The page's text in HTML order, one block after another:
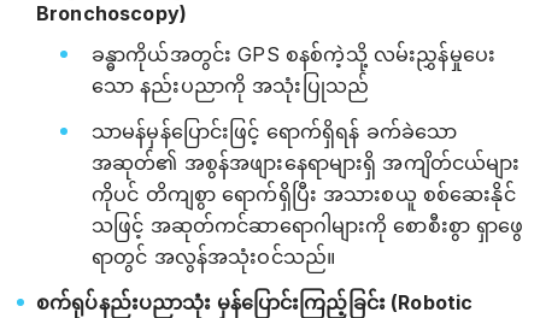
Bronchoscopy)
ခန္ဓာကိုယ်အတွင်း GPS စနစ်ကဲ့သို့ လမ်းညွှန်မှုပေး
သော နည်းပညာကို အသုံးပြုသည်
သာမန်မှန်ပြောင်းဖြင့် ရောက်ရှိရန် ခက်ခဲသော
အဆုတ်၏ အစွန်အဖျားနေရာများရှိ အကျိတ်ငယ်များ
ကိုပင် တိကျစွာ ရောက်ရှိပြီး အသားစယူ စစ်ဆေးနိုင်
သဖြင့် အဆုတ်ကင်ဆာရောဂါများကို စောစီးစွာ ရှာဖွေ
ရာတွင် အလွန်အသုံးဝင်သည်။
စက်ရုပ်နည်းပညာသုံး မှန်ပြောင်းကြည့်ခြင်း (Robotic